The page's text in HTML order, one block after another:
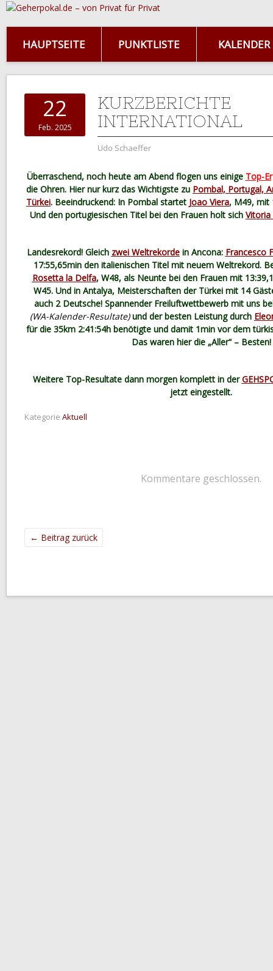
HAUPTSEITE PUNKTLISTE KALENDER
22
Feb. 2025
KURZBERICHTE
INTERNATIONAL
Udo Schaeffer
Überraschend, noch heute am Abend flogen uns einige Top-
die Ohren. Hier nur kurz das Wichtigste zu Pombal, Portugal,
Türkei. Beeindruckend: In Pombal startet Joao Viera, M49, mit
Und den portugiesischen Titel bei den Frauen holt sich Vitoria
Landesrekord! Gleich zwei Weltrekordein Ancona: Francesco
17:55,65min den italienischen Titel mit neuem Weltrekord.
Rosetta la Delfa, W48, als Neunte bei den Frauen mit
W45. Und in Antalya, Meisterschaften der Türkei mit 14
auch 2 Deutsche! Spannender Freiluftwettbewerb mit uns
(WA-Kalender-Resultate)und der besten Leistung durch
für die 35km 2:41:54h benötigte und damit 1min vor dem
Das waren hier die „Aller“ – Besten!
Weitere Top-Resultate dann morgen komplett in der
jetzt eingestellt.
Kategorie Aktuell
Kommentare geschlossen.
← Beitrag zurück